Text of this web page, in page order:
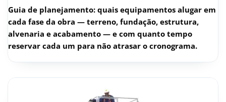
Guia de planejamento: quais equipamentos alugar em
cada fase da obra — terreno, fundação, estrutura,
alvenaria e acabamento — e com quanto tempo
reservar cada um para não atrasar o cronograma.